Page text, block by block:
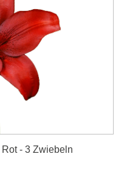
- 3 Zwiebeln